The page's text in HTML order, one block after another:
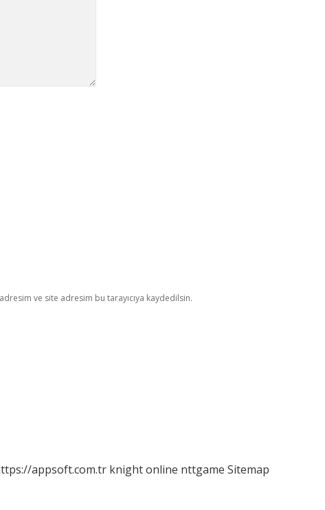
ve site adresim bu tarayıcıya kaydedilsin.
appsoft.com.tr knight online nttgame Sitemap